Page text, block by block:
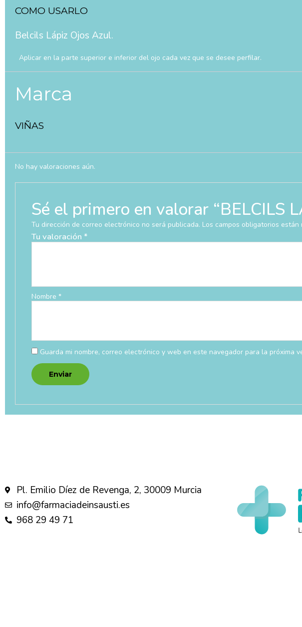
COMO USARLO
Belcils Lápiz Ojos Azul.
Aplicar en la parte superior e inferior del ojo cada vez que se desee perfilar.
Marca
VIÑAS
No hay valoraciones aún.
Sé el primero en valorar “BELCILS
Tu dirección de correo electrónico no será publicada. Los campos obligatorios están
Tu valoración *
Nombre *
Guarda mi nombre, correo electrónico y web en este navegador para la próxima
Pl. Emilio Díez de Revenga, 2, 30009 Murcia
info@farmaciadeinsausti.es
968 29 49 71